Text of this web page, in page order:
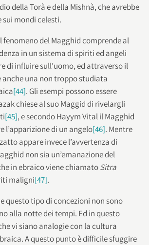
della Torà e della Mishnà, che avrebbe
mondi celesti.
fenomeno del Magghid comprende al
in un sistema di spiriti ed angeli
di influire sull’uomo, ed attraverso il
una non troppo studiata
[44]. Gli esempi possono essere
chiese al suo Maggid di rivelargli
[45], e secondo Hayym Vital il Magghid
l’apparizione di un angelo[46]. Mentre
appare invece l’avvertenza di
non sia un’emanazione del
in ebraico viene chiamatoSitra
maligni[47].
questo tipo di concezioni non sono
alla notte dei tempi. Ed in questo
vi siano analogie con la cultura
A questo punto è difficile sfuggire